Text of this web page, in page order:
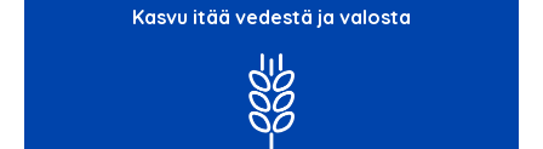
Kasvu itää vedestä ja valosta